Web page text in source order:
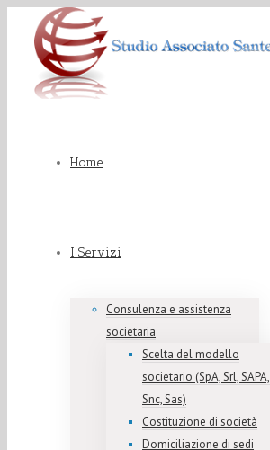
Home
I Servizi
Consulenza e assistenza
societaria
Scelta del modello
societario (SpA, Srl, SAPA,
Snc, Sas)
Costituzione di società
Domiciliazione di sedi